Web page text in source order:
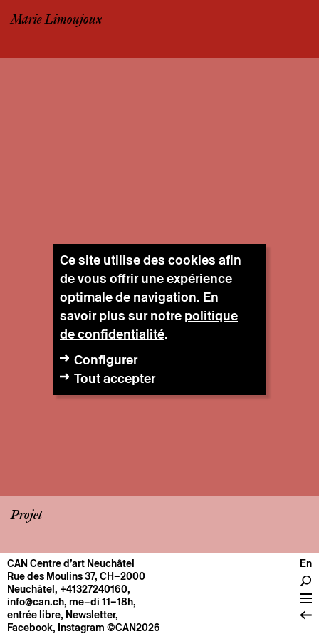
Marie Limoujoux
Projet
CENTRE
Infos pratiques
Fonctionnement
À propos
CAN Centre d’art Neuchâtel
Rue des Moulins 37, CH–2000
Neuchâtel, +41327240160,
info@can.ch, me–di 11–18h,
entrée libre, Newsletter,
Facebook, Instagram ©CAN2026
En
Ce site utilise des cookies afin
de vous offrir une expérience
optimale de navigation. En
savoir plus sur notre politique
de confidentialité.
Configurer
Tout accepter